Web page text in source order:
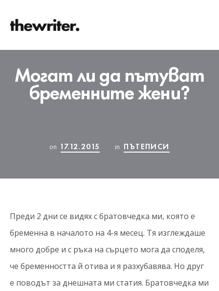
Могат ли да пътуват
бременните жени?
on 17.12.2015 in ПЪТЕПИСИ
Преди 2 дни се видях с братовчедка ми, която е
бременна в началото на 4-я месец. Тя изглеждаше
много добре и с ръка на сърцето мога да споделя,
че бременността й отива и я разхубавява. Но друг
е поводът за днешната ми статия. Братовчедка ми